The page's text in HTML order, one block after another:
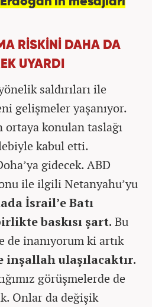
RİSKİNİ DAHA DA
UYARDI
saldırıları ile
gelişmeler yaşanıyor.
ortaya konulan taslağı
kabul etti.
gidecek. ABD
ile ilgili Netanyahu’yu
İsrail’e Batı
baskısı şart. Bu
de inanıyorum ki artık
inşallah ulaşılacaktır.
görüşmelerde de
Onlar da değişik